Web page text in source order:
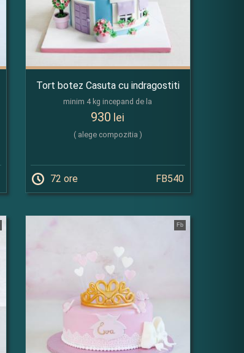
Tort botez Casuta cu indragostiti
minim 4 kg incepand de la
930 lei
( alege compozitia )
72 ore FB540
Fb